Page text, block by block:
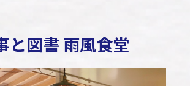
と図書 雨風食堂